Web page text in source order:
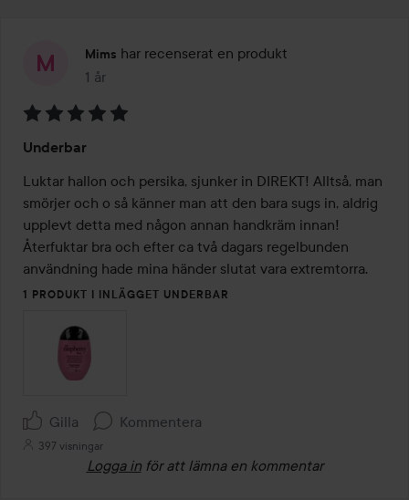
Mims har recenserat en produkt
1 år
Inlägget skapades 1 år
5
av
5
Underbar
Luktar hallon och persika, sjunker in DIREKT! Alltså, man
smörjer och o så känner man att den bara sugs in, aldrig
upplevt detta med någon annan handkräm innan!
Återfuktar bra och efter ca två dagars regelbunden
användning hade mina händer slutat vara extremtorra.
1 PRODUKT I INLÄGGET UNDERBAR
Gilla Kommentera
397 visningar
Logga in för att lämna en kommentar